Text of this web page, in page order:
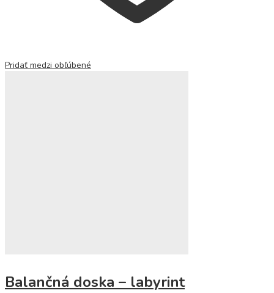
Pridať medzi obľúbené
Balančná doska – labyrint